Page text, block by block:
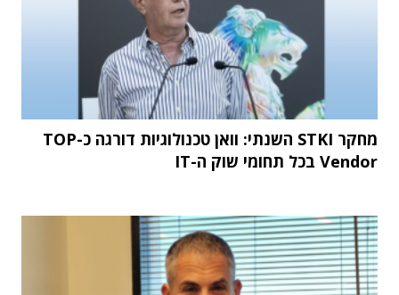
מחקר STKI השנתי: וואן טכנולוגיות דורגה כ-TOP
Vendor בכל תחומי שוק ה-IT